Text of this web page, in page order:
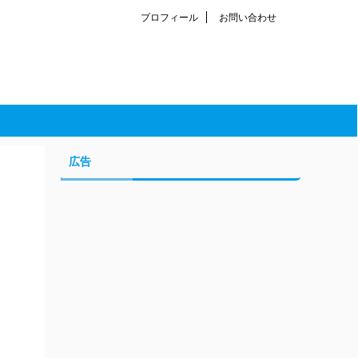
プロフィール お問い合わせ
広告